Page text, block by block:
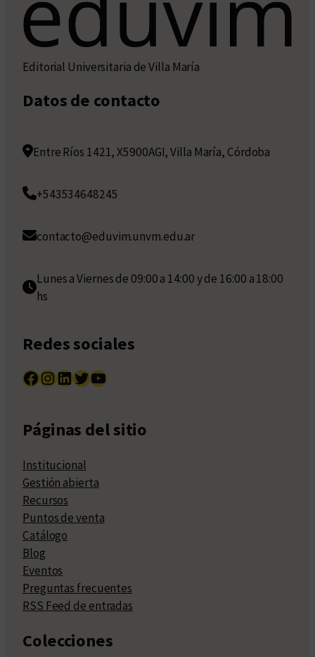
Editorial Universitaria de Villa María
Datos de contacto
Entre Ríos 1421, X5900AGI, Villa María, Córdoba
+543534648245
contacto@eduvim.unvm.edu.ar
Lunes a Viernes de 09:00 a 14:00 y de 16:00 a 18:00
hs
Redes sociales
Facebook InstagramLinkedIn Twitter YouTube
Páginas del sitio
Institucional
Gestión abierta
Recursos
Puntos de venta
Catálogo
Blog
Eventos
Preguntas frecuentes
RSS Feed de entradas
Colecciones